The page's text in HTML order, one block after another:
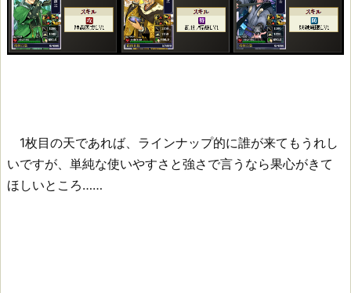
1枚目の天であれば、ラインナップ的に誰が来てもうれし
いですが、単純な使いやすさと強さで言うなら果心がきて
ほしいところ……